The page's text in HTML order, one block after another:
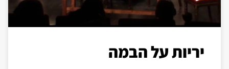
יריות על הבמה